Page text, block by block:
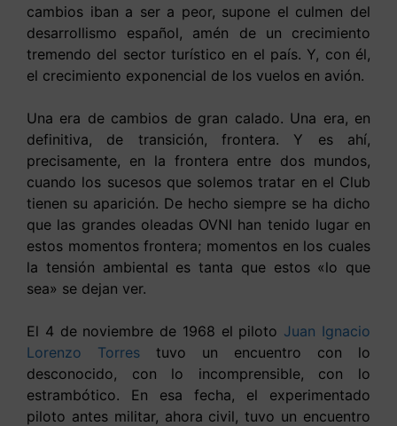
cambios iban a ser a peor, supone el culmen del
desarrollismo español, amén de un crecimiento
tremendo del sector turístico en el país. Y, con él,
el crecimiento exponencial de los vuelos en avión.
Una era de cambios de gran calado. Una era, en
definitiva, de transición, frontera. Y es ahí,
precisamente, en la frontera entre dos mundos,
cuando los sucesos que solemos tratar en el Club
tienen su aparición. De hecho siempre se ha dicho
que las grandes oleadas OVNI han tenido lugar en
estos momentos frontera; momentos en los cuales
la tensión ambiental es tanta que estos «lo que
sea» se dejan ver.
El 4 de noviembre de 1968 el piloto Juan Ignacio
Lorenzo Torres tuvo un encuentro con lo
desconocido, con lo incomprensible, con lo
estrambótico. En esa fecha, el experimentado
piloto antes militar, ahora civil, tuvo un encuentro